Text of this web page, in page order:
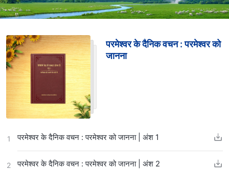
परमेश्वर के दैनिक वचन : परमेश्वर को
जानना
1 परमेश्वर के दैनिक वचन : परमेश्वर को जानना | अंश 1
2 परमेश्वर के दैनिक वचन : परमेश्वर को जानना | अंश 2